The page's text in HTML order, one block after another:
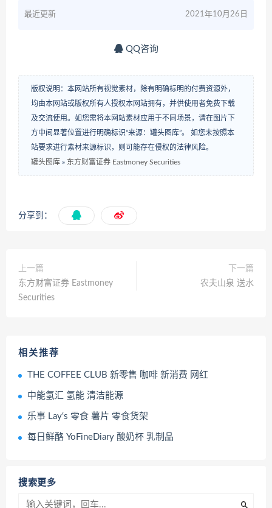
最近更新 2021年10月26日
QQ咨询
版权说明：本网站所有视觉素材，除有明确标明的付费资源外，
均由本网站或版权所有人授权本网站拥有，并供使用者免费下载
及交流使用。如您需将本网站素材应用于不同场景，请在图片下
方中间显著位置进行明确标识“来源：罐头图库”。 如您未按照本
站要求进行素材来源标识，则可能存在侵权的法律风险。
罐头图库 » 东方财富证券 Eastmoney Securities
分享到：
上一篇
东方财富证券 Eastmoney
Securities
下一篇
农夫山泉 送水
相关推荐
THE COFFEE CLUB 新零售 咖啡 新消费 网红
中能氢汇 氢能 清洁能源
乐事 Lay‘s 零食 薯片 零食货架
每日鲜酪 YoFineDiary 酸奶杯 乳制品
搜索更多